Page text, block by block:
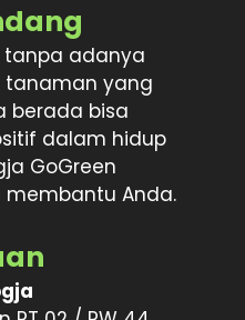
tanpa adanya
tanaman yang
berada bisa
dalam hidup
GoGreen
membantu Anda.